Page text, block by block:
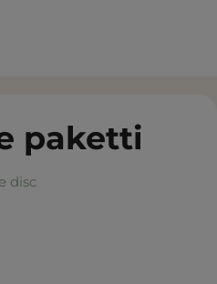
paketti
disc